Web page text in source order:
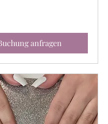
anfragen